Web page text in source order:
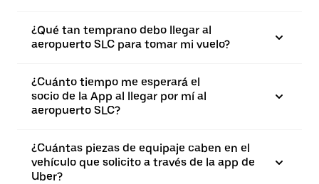
¿Qué tan temprano debo llegar al
aeropuerto SLC para tomar mi vuelo?
¿Cuánto tiempo me esperará el
socio de la App al llegar por mí al
aeropuerto SLC?
¿Cuántas piezas de equipaje caben en el
vehículo que solicito a través de la app de
Uber?